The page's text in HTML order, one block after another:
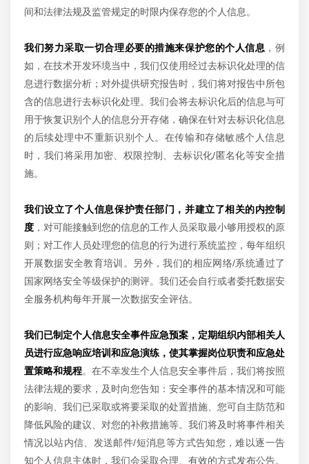
间和法律法规及监管规定的时限内保存您的个人信息。
我们努力采取一切合理必要的措施来保护您的个人信息 ，例
如，在技术开发环境当中，我们仅使用经过去标识化处理的信
息进行数据分析；对外提供研究报告时，我们将对报告中所包
含的信息进行去标识化处理。我们会将去标识化后的信息与可
用于恢复识别个人的信息分开存储，确保在针对去标识化信息
的后续处理中不重新识别个人。在传输和存储敏感个人信息
时，我们将采用加密、权限控制、去标识化/匿名化等安全措
施。
我们设立了个人信息保护责任部门，并建立了相关的内控制
度 ，对可能接触到您的信息的工作人员采取最小够用授权的原
则；对工作人员处理您的信息的行为进行系统监控，每年组织
开展数据安全教育培训。另外，我们的相应网络/系统通过了
国家网络安全等级保护的测评。我们还会自行或者委托数据安
全服务机构每年开展一次数据安全评估。
我们已制定个人信息安全事件应急预案，定期组织内部相关人
员进行应急响应培训和应急演练，使其掌握岗位职责和应急处
置策略和规程。在不幸发生个人信息安全事件后，我们将按照
法律法规的要求，及时向您告知：安全事件的基本情况和可能
的影响、我们已采取或将要采取的处置措施、您可自主防范和
降低风险的建议、对您的补救措施等。我们将及时将事件相关
情况以站内信、发送邮件/短消息等方式告知您，难以逐一告
知个人信息主体时，我们会采取合理、有效的方式发布公告。